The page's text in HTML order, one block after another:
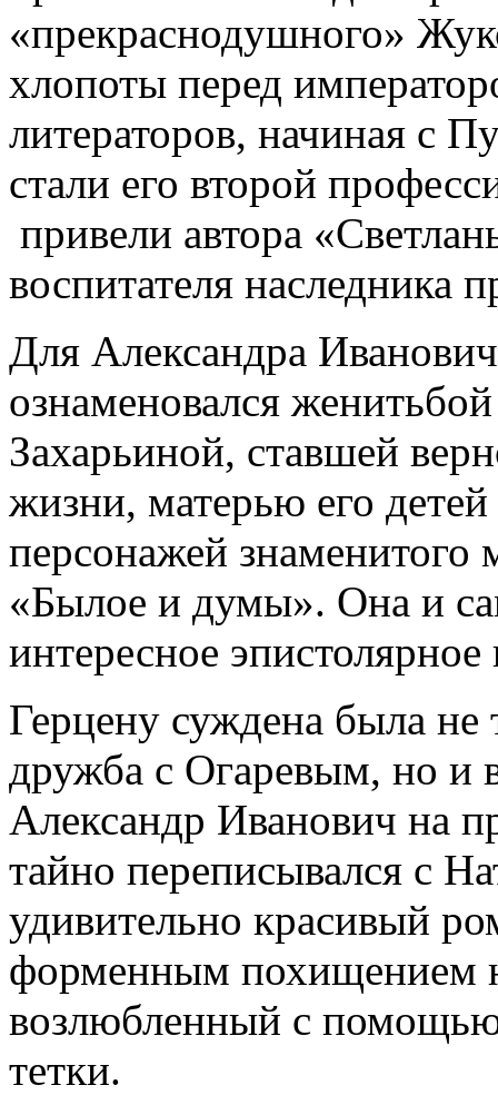
«прекраснодушного»
хлопоты перед
литераторов, начиная с
стали его второй
привели автора
воспитателя наследника
Для Александра
ознаменовался
Захарьиной, ставшей
жизни, матерью его
персонажей знаменитого
«Былое и думы». Она и
интересное эпистолярное
Герцену суждена была не
дружба с Огаревым, но и
Александр Иванович на
тайно переписывался с
удивительно красивый
форменным похищением
возлюбленный с
тетки.